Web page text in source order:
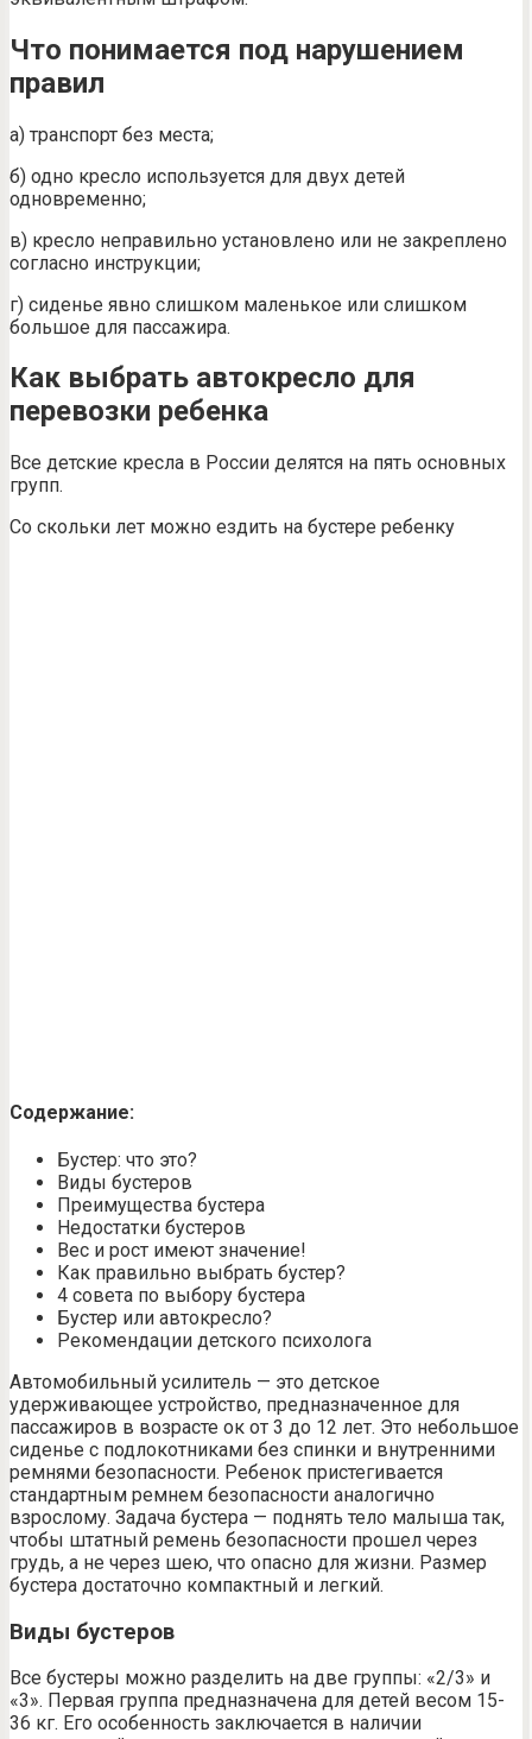
Что понимается под нарушением
правил
а) транспорт без места;
б) одно кресло используется для двух детей
одновременно;
в) кресло неправильно установлено или не закреплено
согласно инструкции;
г) сиденье явно слишком маленькое или слишком
большое для пассажира.
Как выбрать автокресло для
перевозки ребенка
Все детские кресла в России делятся на пять основных
групп.
Со скольки лет можно ездить на бустере ребенку
Содержание:
Бустер: что это?
Виды бустеров
Преимущества бустера
Недостатки бустеров
Вес и рост имеют значение!
Как правильно выбрать бустер?
4 совета по выбору бустера
Бустер или автокресло?
Рекомендации детского психолога
Автомобильный усилитель — это детское
удерживающее устройство, предназначенное для
пассажиров в возрасте ок от 3 до 12 лет. Это небольшое
сиденье с подлокотниками без спинки и внутренними
ремнями безопасности. Ребенок пристегивается
стандартным ремнем безопасности аналогично
взрослому. Задача бустера — поднять тело малыша так,
чтобы штатный ремень безопасности прошел через
грудь, а не через шею, что опасно для жизни. Размер
бустера достаточно компактный и легкий.
Виды бустеров
Все бустеры можно разделить на две группы: «2/3» и
«3». Первая группа предназначена для детей весом 15-
36 кг. Его особенность заключается в наличии